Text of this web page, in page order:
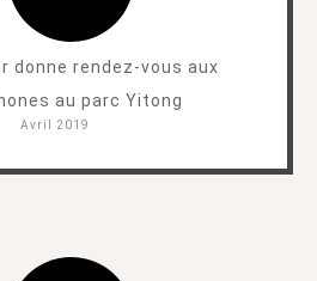
donne rendez-vous aux
au parc Yitong
Avril 2019